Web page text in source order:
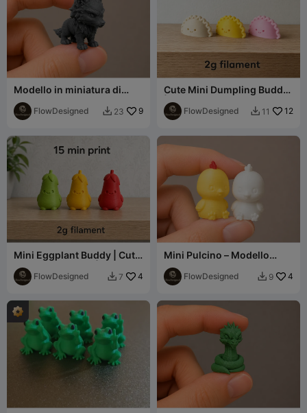
Modello in miniatura di
Fenrir – Lupo fantasy ultra
dettagliato
FlowDesigned  23 9
Cute Mini Dumpling Buddy
| Easy Food Print
FlowDesigned  11 12
Mini Eggplant Buddy | Cute
Kawaii Vegetable | Fast &
EasyFlowDesigned  7 4
Mini Pulcino – Modello
Carino Ultra Dettagliato
FlowDesigned  9 4